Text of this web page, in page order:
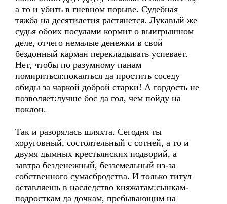
а то и убить в гневном порыве. Судебная
тяжба на десятилетия растянется. Лукавый же
судья обоих посулами кормит о выигрышном
деле, отчего немалые денежки в свой
бездонный карман перекладывать успевает.
Нет, чтобы по разумному панам
помириться:покаяться да простить соседу
обиды за чаркой доброй старки! А гордость не
позволяет:лучше бос да гол, чем пойду на
поклон.
Так и разорялась шляхта. Сегодня ты
хоруговный, состоятельный с сотней, а то и
двумя дымных крестьянских подворий, а
завтра безденежный, безземельный из-за
собственного сумасбродства. И только титул
оставляешь в наследство княжатам:сынкам-
подросткам да дочкам, пребывающим на